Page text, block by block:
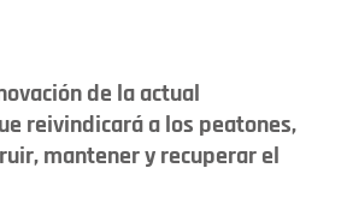
de la actual
reivindicará a los peatones,
mantener y recuperar el